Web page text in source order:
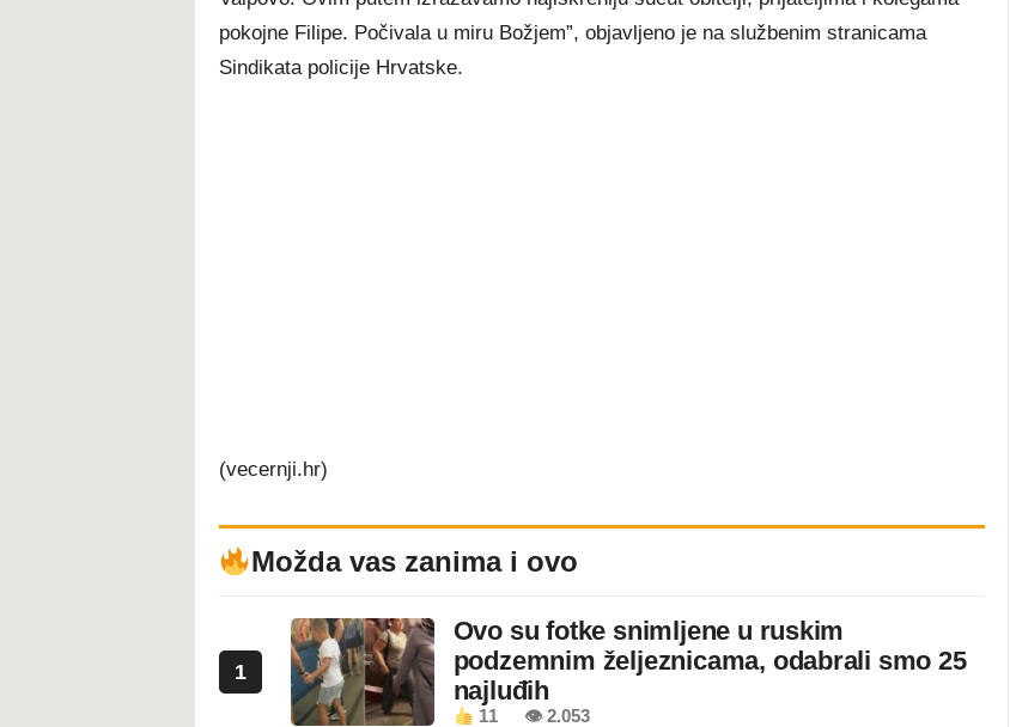
pokojne Filipe. Počivala u miru Božjem”, objavljeno je na službenim stranicama
Sindikata policije Hrvatske.
(vecernji.hr)
Možda vas zanima i ovo
1
Ovo su fotke snimljene u ruskim
podzemnim željeznicama, odabrali smo 25
najluđih
11 👁 2.053